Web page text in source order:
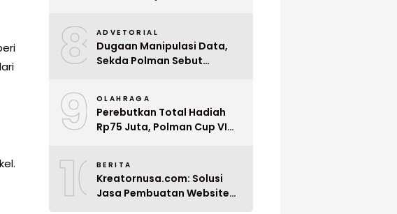
8 ADVETORIAL
Dugaan Manipulasi Data,
Sekda Polman Sebut
Ditunda
9 OLAHRAGA
Perebutkan Total Hadiah
Rp75 Juta, Polman Cup VI
10BERITA
Kreatornusa.com: Solusi
Jasa Pembuatan Website